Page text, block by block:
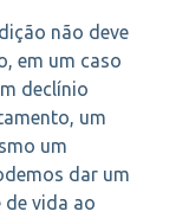
não deve
em um caso
declínio
um
um
dar um
de vida ao